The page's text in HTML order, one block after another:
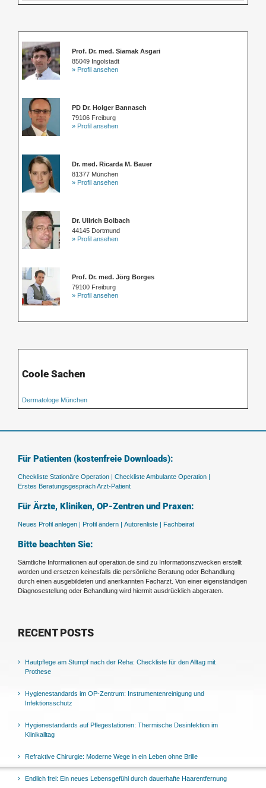
Prof. Dr. med. Siamak Asgari
85049 Ingolstadt
» Profil ansehen
PD Dr. Holger Bannasch
79106 Freiburg
» Profil ansehen
Dr. med. Ricarda M. Bauer
81377 München
» Profil ansehen
Dr. Ullrich Bolbach
44145 Dortmund
» Profil ansehen
Prof. Dr. med. Jörg Borges
79100 Freiburg
» Profil ansehen
Coole Sachen
Dermatologe München
Für Patienten (kostenfreie Downloads):
Checkliste Stationäre Operation | Checkliste Ambulante Operation |
Erstes Beratungsgespräch Arzt-Patient
Für Ärzte, Kliniken, OP-Zentren und Praxen:
Neues Profil anlegen | Profil ändern | Autorenliste | Fachbeirat
Bitte beachten Sie:
Sämtliche Informationen auf operation.de sind zu Informationszwecken erstellt
worden und ersetzen keinesfalls die persönliche Beratung oder Behandlung
durch einen ausgebildeten und anerkannten Facharzt. Von einer eigenständigen
Diagnosestellung oder Behandlung wird hiermit ausdrücklich abgeraten.
RECENT POSTS
Hautpflege am Stumpf nach der Reha: Checkliste für den Alltag mit
Prothese
Hygienestandards im OP-Zentrum: Instrumentenreinigung und
Infektionsschutz
Hygienestandards auf Pflegestationen: Thermische Desinfektion im
Klinikalltag
Refraktive Chirurgie: Moderne Wege in ein Leben ohne Brille
Endlich frei: Ein neues Lebensgefühl durch dauerhafte Haarentfernung